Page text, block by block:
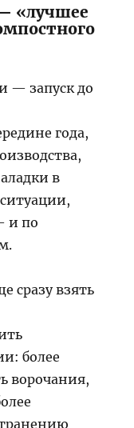
«лучшее
— запуск до
года,
в
и по
сразу взять
более
ворочания,